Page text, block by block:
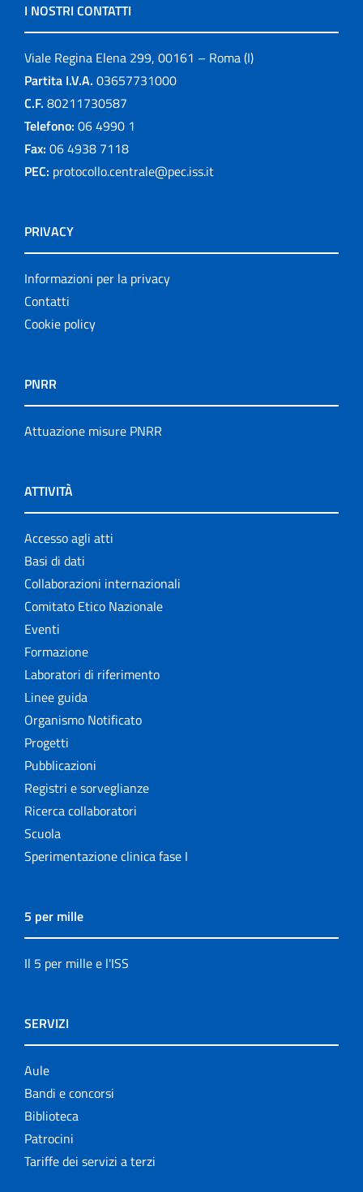
I NOSTRI CONTATTI
Viale Regina Elena 299, 00161 – Roma (I)
Partita I.V.A. 03657731000
C.F. 80211730587
Telefono: 06 4990 1
Fax: 06 4938 7118
PEC: protocollo.centrale@pec.iss.it
PRIVACY
Informazioni per la privacy
Contatti
Cookie policy
PNRR
Attuazione misure PNRR
ATTIVITÀ
Accesso agli atti
Basi di dati
Collaborazioni internazionali
Comitato Etico Nazionale
Eventi
Formazione
Laboratori di riferimento
Linee guida
Organismo Notificato
Progetti
Pubblicazioni
Registri e sorveglianze
Ricerca collaboratori
Scuola
Sperimentazione clinica fase I
5 per mille
Il 5 per mille e l'ISS
SERVIZI
Aule
Bandi e concorsi
Biblioteca
Patrocini
Tariffe dei servizi a terzi